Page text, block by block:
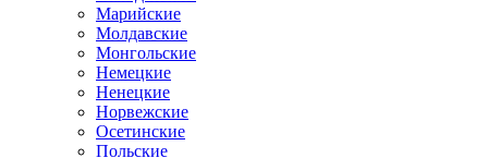
Марийские
Молдавские
Монгольские
Немецкие
Ненецкие
Норвежские
Осетинские
Польские